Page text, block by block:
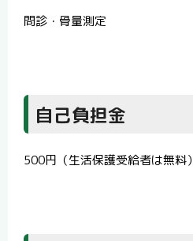
問診・骨量測定
自己負担金
500円（生活保護受給者は無料）